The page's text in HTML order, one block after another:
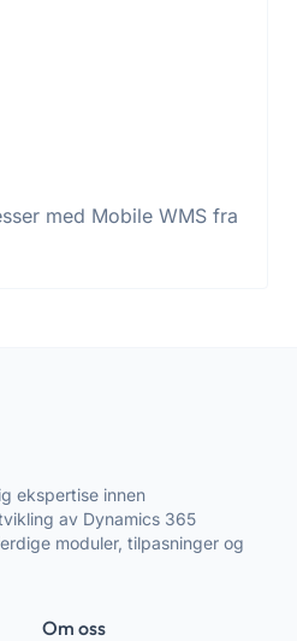
med Mobile WMS fra
ekspertise innen
av Dynamics 365
moduler, tilpasninger og
Om oss